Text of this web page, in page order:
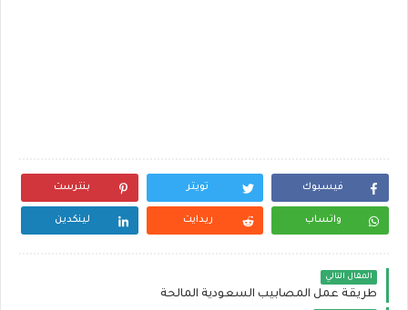
فيسبوك تويتر بنترست
واتساب ريدايت لينكدين
المقال التالي
طريقة عمل المصابيب السعودية المالحة